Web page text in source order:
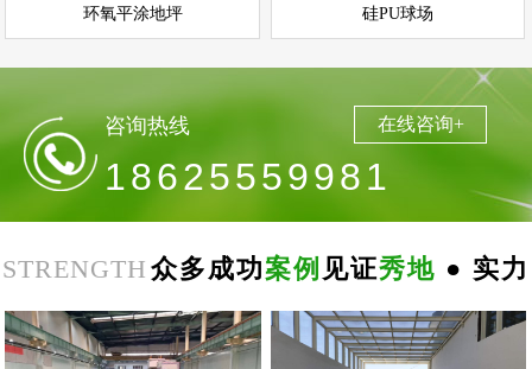
环氧平涂地坪 硅PU球场
咨询热线
18625559981
在线咨询+
STRENGTH 众多成功案例 见证秀地 ● 实力
郑
州
思
念
食
品
环
氧
自
平 南
阳
地
下
停
车
场
无
震
防